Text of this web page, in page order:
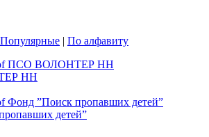
Популярные | По алфавиту
НН
детей”